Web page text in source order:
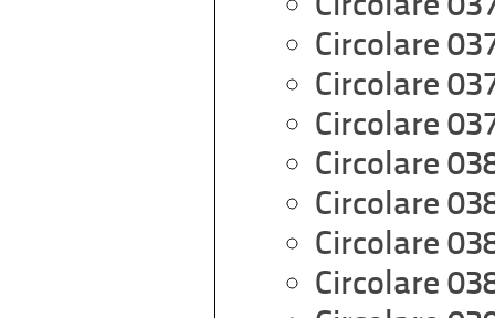
Circolare
Circolare
Circolare
Circolare
Circolare
Circolare
Circolare
Circolare